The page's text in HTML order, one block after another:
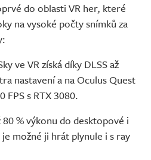
do oblasti VR her, které
na vysoké počty snímků za
ve VR získá díky DLSS až
nastavení a na Oculus Quest
FPS s RTX 3080.
% výkonu do desktopové i
možné ji hrát plynule i s ray